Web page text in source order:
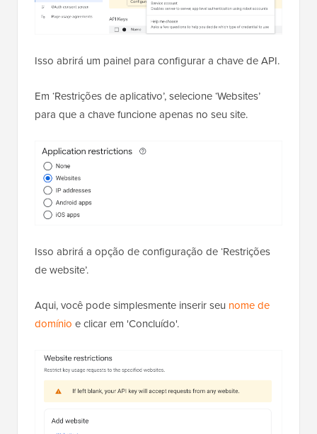
Isso abrirá um painel para configurar a chave de API.
Em ‘Restrições de aplicativo’, selecione ‘Websites’
para que a chave funcione apenas no seu site.
Isso abrirá a opção de configuração de ‘Restrições
de website’.
Aqui, você pode simplesmente inserir seu nome de
domínio e clicar em 'Concluído'.